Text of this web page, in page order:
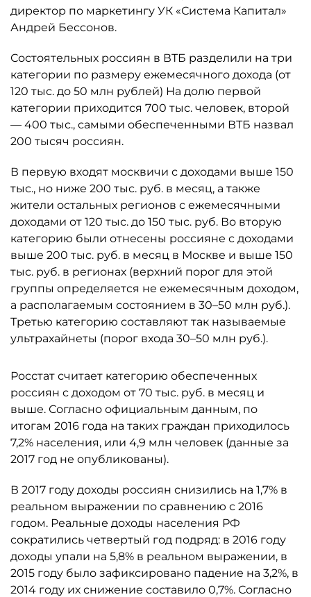
директор по маркетингу УК «Система Капитал»
Андрей Бессонов.
Состоятельных россиян в ВТБ разделили на три
категории по размеру ежемесячного дохода (от
120 тыс. до 50 млн рублей) На долю первой
категории приходится 700 тыс. человек, второй
— 400 тыс., самыми обеспеченными ВТБ назвал
200 тысяч россиян.
В первую входят москвичи с доходами выше 150
тыс., но ниже 200 тыс. руб. в месяц, а также
жители остальных регионов с ежемесячными
доходами от 120 тыс. до 150 тыс. руб. Во вторую
категорию были отнесены россияне с доходами
выше 200 тыс. руб. в месяц в Москве и выше 150
тыс. руб. в регионах (верхний порог для этой
группы определяется не ежемесячным доходом,
а располагаемым состоянием в 30–50 млн руб.).
Третью категорию составляют так называемые
ультрахайнеты (порог входа 30–50 млн руб.).
Росстат считает категорию обеспеченных
россиян с доходом от 70 тыс. руб. в месяц и
выше. Согласно официальным данным, по
итогам 2016 года на таких граждан приходилось
7,2% населения, или 4,9 млн человек (данные за
2017 год не опубликованы).
В 2017 году доходы россиян снизились на 1,7% в
реальном выражении по сравнению с 2016
годом. Реальные доходы населения РФ
сократились четвертый год подряд: в 2016 году
доходы упали на 5,8% в реальном выражении, в
2015 году было зафиксировано падение на 3,2%, в
2014 году их снижение составило 0,7%. Согласно